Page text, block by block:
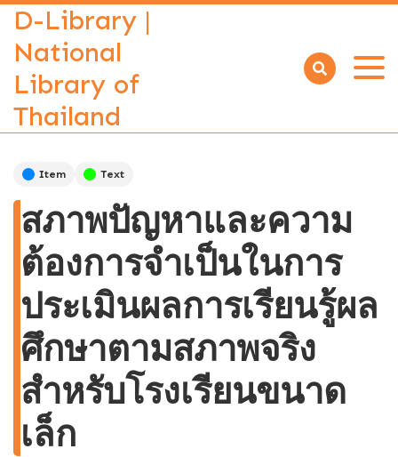
D-Library |
National
Library of
Thailand
Open
Item Text
สภาพปัญหาและความ
ต้องการจำเป็นในการ
ประเมินผลการเรียนรู้ผล
ศึกษาตามสภาพจริง
สำหรับโรงเรียนขนาด
เล็ก